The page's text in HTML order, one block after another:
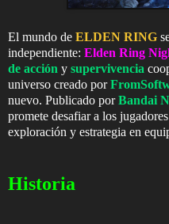
El mundo de ELDEN RING
independiente: Elden Ring
de acción y supervivencia
universo creado por
nuevo. Publicado porBandai
promete desafiar a los
exploración y estrategia en
Historia